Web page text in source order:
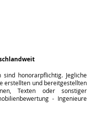
sind honorarpflichtig. Jegliche
erstellten und bereitgestellten
Texten oder sonstiger
- Ingenieure